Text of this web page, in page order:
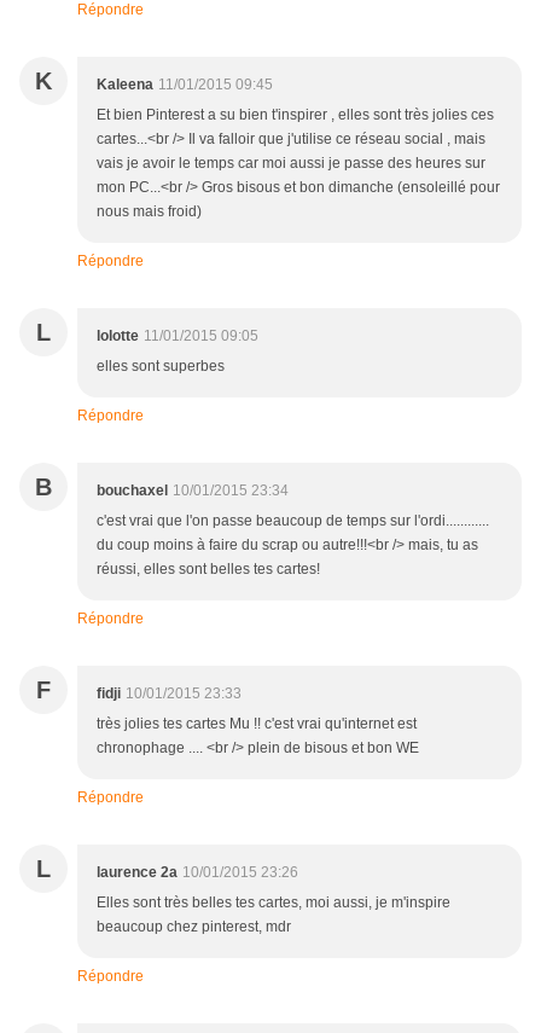
Répondre
K Kaleena 11/01/2015 09:45
Et bien Pinterest a su bien t'inspirer , elles sont très jolies ces
cartes...<br /> Il va falloir que j'utilise ce réseau social , mais
vais je avoir le temps car moi aussi je passe des heures sur
mon PC...<br /> Gros bisous et bon dimanche (ensoleillé pour
nous mais froid)
Répondre
L lolotte 11/01/2015 09:05
elles sont superbes
Répondre
B bouchaxel 10/01/2015 23:34
c'est vrai que l'on passe beaucoup de temps sur l'ordi............
du coup moins à faire du scrap ou autre!!!<br /> mais, tu as
réussi, elles sont belles tes cartes!
Répondre
F fidji 10/01/2015 23:33
très jolies tes cartes Mu !! c'est vrai qu'internet est
chronophage .... <br /> plein de bisous et bon WE
Répondre
L laurence 2a 10/01/2015 23:26
Elles sont très belles tes cartes, moi aussi, je m'inspire
beaucoup chez pinterest, mdr
Répondre